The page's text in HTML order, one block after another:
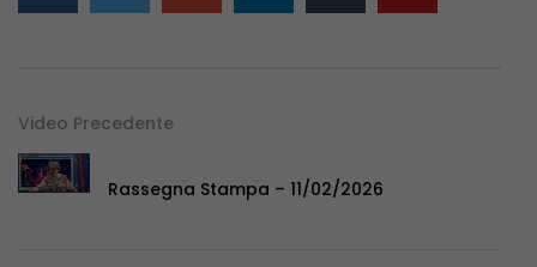
Video Precedente
Rassegna Stampa – 11/02/2026